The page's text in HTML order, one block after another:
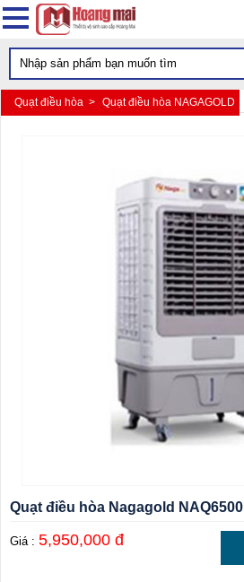
Quạt điều hòa > Quạt điều hòa NAGAGOLD
Quạt điều hòa Nagagold NAQ6500
Giá : 5,950,000 đ